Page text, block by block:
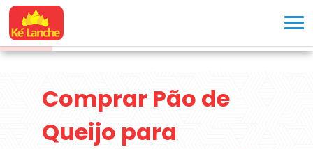
Comprar Pão de
Queijo para